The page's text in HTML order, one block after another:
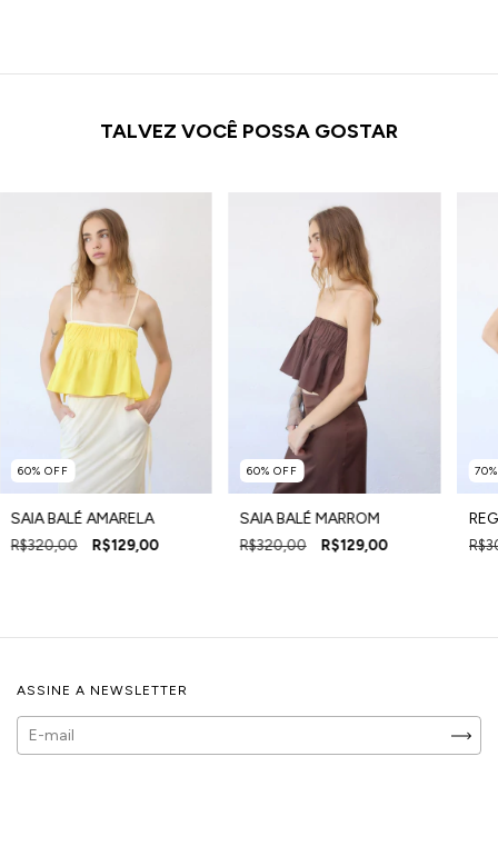
TALVEZ VOCÊ POSSA GOSTAR
60% OFF
SAIA BALÉ AMARELA
R$320,00 R$129,00
60% OFF
SAIA BALÉ MARROM
R$320,00 R$129,00
70
ASSINE A NEWSLETTER